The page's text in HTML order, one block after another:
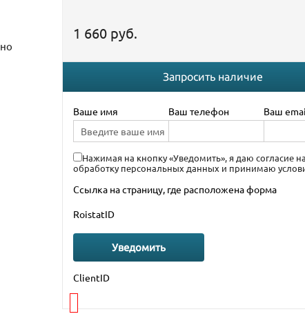
1 660 руб.
Запросить наличие
Ваше имя Ваш телефон Ваш
Нажимая на кнопку «Уведомить», я даю согласие на
обработку персональных данных и принимаю
Ссылка на страницу, где расположена форма
RoistatID
Уведомить
ClientID